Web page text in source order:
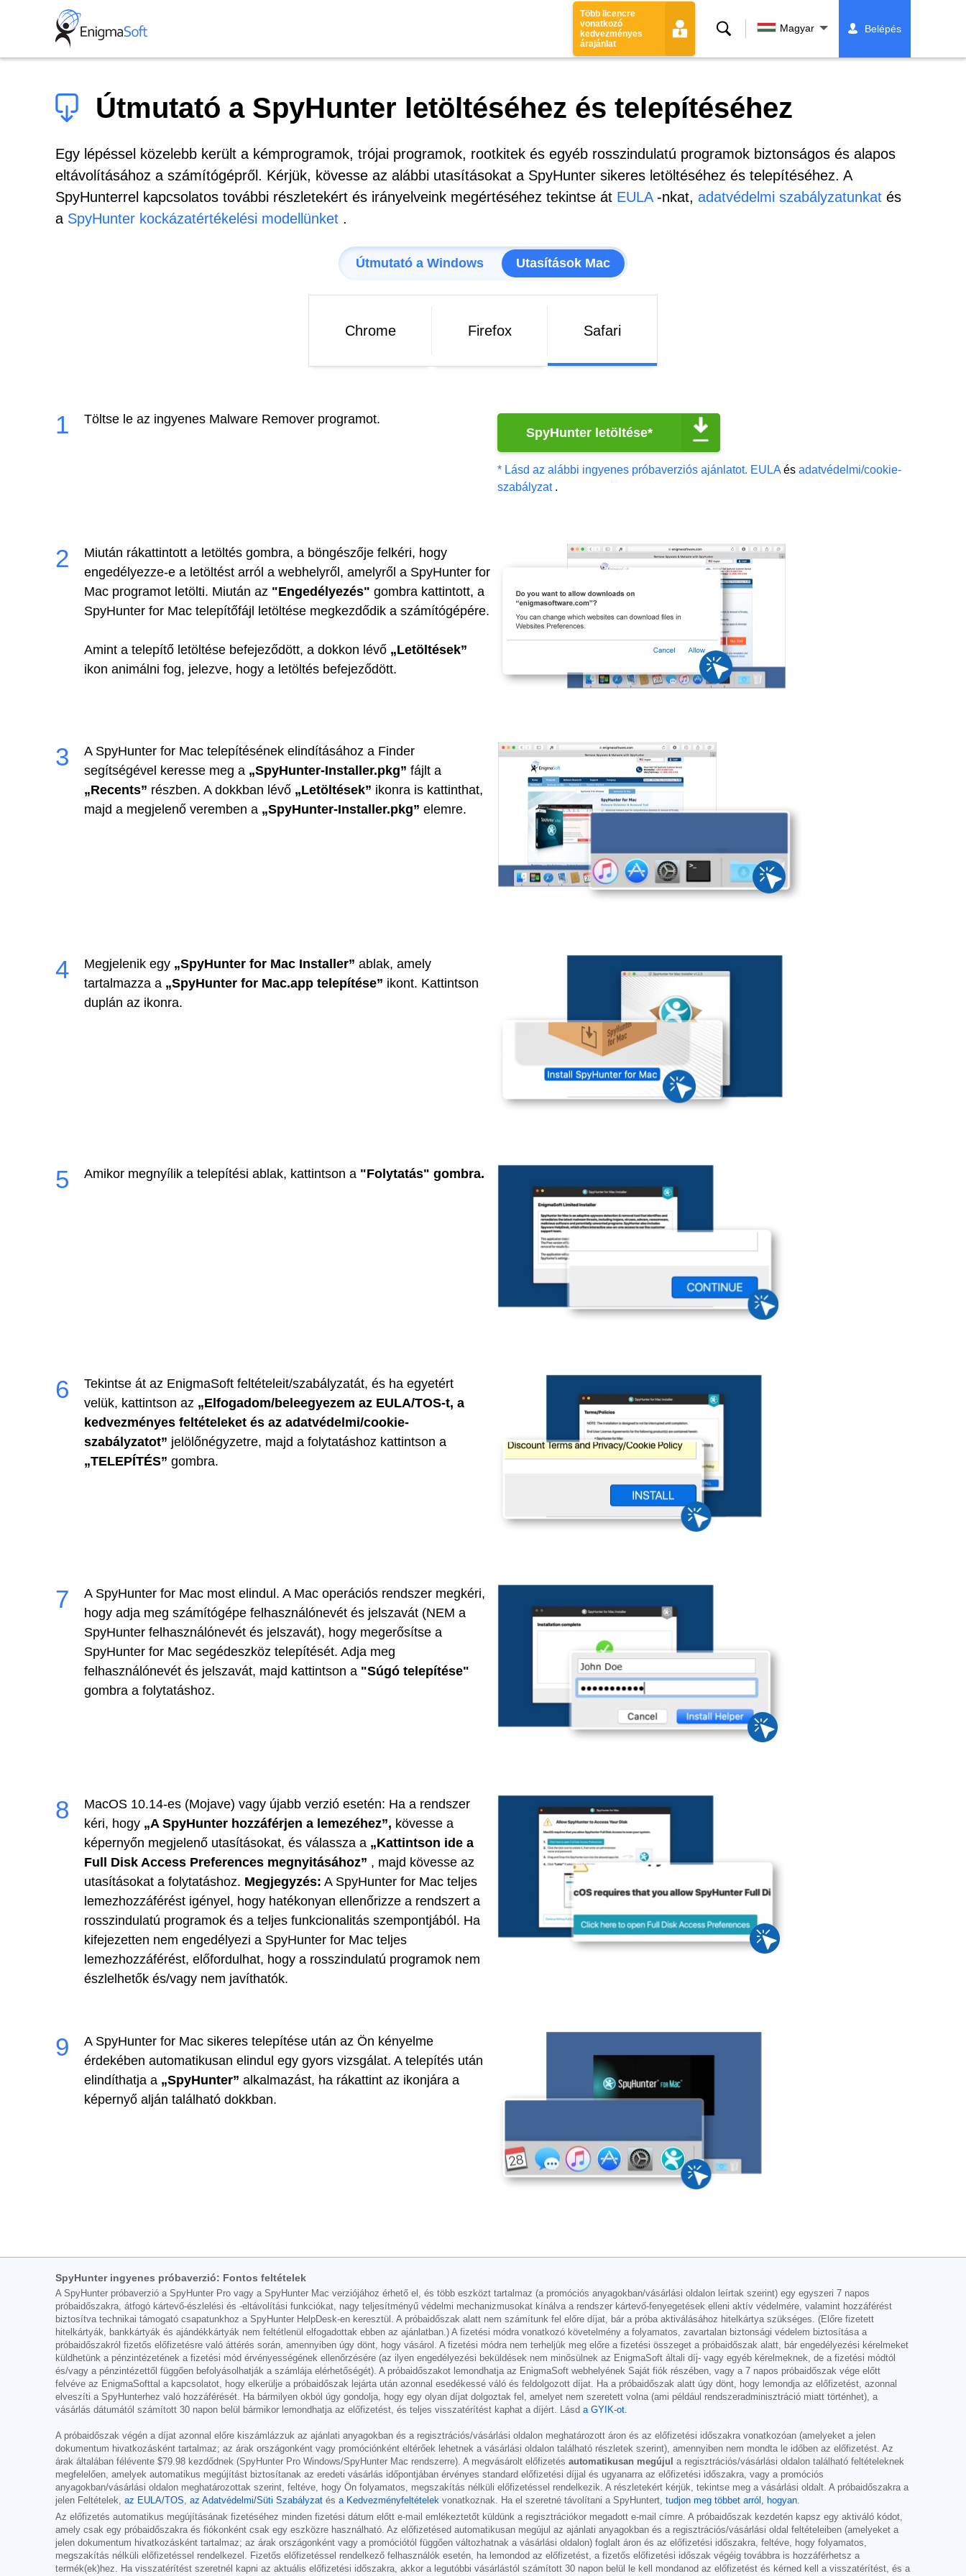
Több licencre
vonatkozó
kedvezményes
árajánlat
Keresés Magyar Belépés
Útmutató a SpyHunter letöltéséhez és telepítéséhez
Egy lépéssel közelebb került a kémprogramok, trójai programok, rootkitek és egyéb rosszindulatú programok biztonságos és alapos
eltávolításához a számítógépről. Kérjük, kövesse az alábbi utasításokat a SpyHunter sikeres letöltéséhez és telepítéséhez. A
SpyHunterrel kapcsolatos további részletekért és irányelveink megértéséhez tekintse át EULA-nkat, adatvédelmi szabályzatunkat és
a SpyHunter kockázatértékelési modellünket .
Útmutató a Windows Utasítások Mac
Chrome Firefox Safari
SpyHunter letöltése*
* Lásd az alábbi ingyenes próbaverziós ajánlatot. EULA és adatvédelmi/cookie-
szabályzat.
Töltse le az ingyenes Malware Remover programot.
Miután rákattintott a letöltés gombra, a böngészője felkéri, hogy
engedélyezze-e a letöltést arról a webhelyről, amelyről a SpyHunter for
Mac programot letölti. Miután az "Engedélyezés" gombra kattintott, a
SpyHunter for Mac telepítőfájl letöltése megkezdődik a számítógépére.
Amint a telepítő letöltése befejeződött, a dokkon lévő „Letöltések”
ikon animálni fog, jelezve, hogy a letöltés befejeződött.
A SpyHunter for Mac telepítésének elindításához a Finder
segítségével keresse meg a „SpyHunter-Installer.pkg” fájlt a
„Recents” részben. A dokkban lévő „Letöltések” ikonra is kattinthat,
majd a megjelenő veremben a „SpyHunter-Installer.pkg” elemre.
Megjelenik egy „SpyHunter for Mac Installer” ablak, amely
tartalmazza a „SpyHunter for Mac.app telepítése” ikont. Kattintson
duplán az ikonra.
Amikor megnyílik a telepítési ablak, kattintson a "Folytatás" gombra.
Tekintse át az EnigmaSoft feltételeit/szabályzatát, és ha egyetért
velük, kattintson az „Elfogadom/beleegyezem az EULA/TOS-t, a
kedvezményes feltételeket és az adatvédelmi/cookie-
szabályzatot” jelölőnégyzetre, majd a folytatáshoz kattintson a
„TELEPÍTÉS” gombra.
A SpyHunter for Mac most elindul. A Mac operációs rendszer megkéri,
hogy adja meg számítógépe felhasználónevét és jelszavát (NEM a
SpyHunter felhasználónevét és jelszavát), hogy megerősítse a
SpyHunter for Mac segédeszköz telepítését. Adja meg
felhasználónevét és jelszavát, majd kattintson a "Súgó telepítése"
gombra a folytatáshoz.
MacOS 10.14-es (Mojave) vagy újabb verzió esetén: Ha a rendszer
kéri, hogy „A SpyHunter hozzáférjen a lemezéhez”, kövesse a
képernyőn megjelenő utasításokat, és válassza a „Kattintson ide a
Full Disk Access Preferences megnyitásához” , majd kövesse az
utasításokat a folytatáshoz. Megjegyzés: A SpyHunter for Mac teljes
lemezhozzáférést igényel, hogy hatékonyan ellenőrizze a rendszert a
rosszindulatú programok és a teljes funkcionalitás szempontjából. Ha
kifejezetten nem engedélyezi a SpyHunter for Mac teljes
lemezhozzáférést, előfordulhat, hogy a rosszindulatú programok nem
észlelhetők és/vagy nem javíthatók.
A SpyHunter for Mac sikeres telepítése után az Ön kényelme
érdekében automatikusan elindul egy gyors vizsgálat. A telepítés után
elindíthatja a „SpyHunter” alkalmazást, ha rákattint az ikonjára a
képernyő alján található dokkban.
SpyHunter ingyenes próbaverzió: Fontos feltételek
A SpyHunter próbaverzió a SpyHunter Pro vagy a SpyHunter Mac verziójához érhető el, és több eszközt tartalmaz (a promóciós anyagokban/vásárlási oldalon leírtak szerint) egy egyszeri 7 napos
próbaidőszakra, átfogó kártevő-észlelési és -eltávolítási funkciókat, nagy teljesítményű védelmi mechanizmusokat kínálva a rendszer kártevő-fenyegetések elleni aktív védelmére, valamint hozzáférést
biztosítva technikai támogató csapatunkhoz a SpyHunter HelpDesk-en keresztül. A próbaidőszak alatt nem számítunk fel előre díjat, bár a próba aktiválásához hitelkártya szükséges. (Előre fizetett
hitelkártyák, bankkártyák és ajándékkártyák nem feltétlenül elfogadottak ebben az ajánlatban.) A fizetési módra vonatkozó követelmény a folyamatos, zavartalan biztonsági védelem biztosítása a
próbaidőszakról fizetős előfizetésre való áttérés során, amennyiben úgy dönt, hogy vásárol. A fizetési módra nem terheljük meg előre a fizetési összeget a próbaidőszak alatt, bár engedélyezési kérelmeket
küldhetünk a pénzintézetének a fizetési mód érvényességének ellenőrzésére (az ilyen engedélyezési beküldések nem minősülnek az EnigmaSoft általi díj- vagy egyéb kérelmeknek, de a fizetési módtól
és/vagy a pénzintézettől függően befolyásolhatják a számlája elérhetőségét). A próbaidőszakot lemondhatja az EnigmaSoft webhelyének Saját fiók részében, vagy a 7 napos próbaidőszak vége előtt
felvéve az EnigmaSofttal a kapcsolatot, hogy elkerülje a próbaidőszak lejárta után azonnal esedékessé váló és feldolgozott díjat. Ha a próbaidőszak alatt úgy dönt, hogy lemondja az előfizetést, azonnal
elveszíti a SpyHunterhez való hozzáférését. Ha bármilyen okból úgy gondolja, hogy egy olyan díjat dolgoztak fel, amelyet nem szeretett volna (ami például rendszeradminisztráció miatt történhet), a
vásárlás dátumától számított 30 napon belül bármikor lemondhatja az előfizetést, és teljes visszatérítést kaphat a díjért. Lásd a GYIK-ot.
A próbaidőszak végén a díjat azonnal előre kiszámlázzuk az ajánlati anyagokban és a regisztrációs/vásárlási oldalon meghatározott áron és az előfizetési időszakra vonatkozóan (amelyeket a jelen
dokumentum hivatkozásként tartalmaz; az árak országonként vagy promóciónként eltérőek lehetnek a vásárlási oldalon található részletek szerint), amennyiben nem mondta le időben az előfizetést. Az
árak általában félévente $79.98 kezdődnek (SpyHunter Pro Windows/SpyHunter Mac rendszerre). A megvásárolt előfizetés automatikusan megújul
a regisztrációs/vásárlási oldalon található feltételeknek
megfelelően, amelyek automatikus megújítást biztosítanak az eredeti vásárlás időpontjában érvényes standard előfizetési díjjal és ugyanarra az előfizetési időszakra, vagy a promóciós
anyagokban/vásárlási oldalon meghatározottak szerint, feltéve, hogy Ön folyamatos, megszakítás nélküli előfizetéssel rendelkezik. A részletekért kérjük, tekintse meg a vásárlási oldalt. A próbaidőszakra a
jelen Feltételek, az EULA/TOS, az Adatvédelmi/Süti Szabályzat és a Kedvezményfeltételek vonatkoznak. Ha el szeretné távolítani a SpyHuntert, tudjon meg többet arról, hogyan.
Az előfizetés automatikus megújításának fizetéséhez minden fizetési dátum előtt e-mail emlékeztetőt küldünk a regisztrációkor megadott e-mail címre. A próbaidőszak kezdetén kapsz egy aktiváló kódot,
amely csak egy próbaidőszakra és fiókonként csak egy eszközre használható. Az előfizetésed automatikusan megújul az ajánlati anyagokban és a regisztrációs/vásárlási oldal feltételeiben (amelyeket a
jelen dokumentum hivatkozásként tartalmaz; az árak országonként vagy a promóciótól függően változhatnak a vásárlási oldalon) foglalt áron és az előfizetési időszakra, feltéve, hogy folyamatos,
megszakítás nélküli előfizetéssel rendelkezel. Fizetős előfizetéssel rendelkező felhasználók esetén, ha lemondod az előfizetést, a fizetős előfizetési időszak végéig továbbra is hozzáférhetsz a
termék(ek)hez. Ha visszatérítést szeretnél kapni az aktuális előfizetési időszakra, akkor a legutóbbi vásárlástól számított 30 napon belül le kell mondanod az előfizetést és kérned kell a visszatérítést, és a